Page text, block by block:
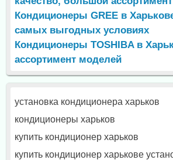
Кондиционеры GREE в
самых выгодных условиях
Кондиционеры TOSHIBA в
ассортимент моделей
установка кондиционера харьков
кондиционеры харьков
купить кондиционер харьков
купить кондиционер харькове